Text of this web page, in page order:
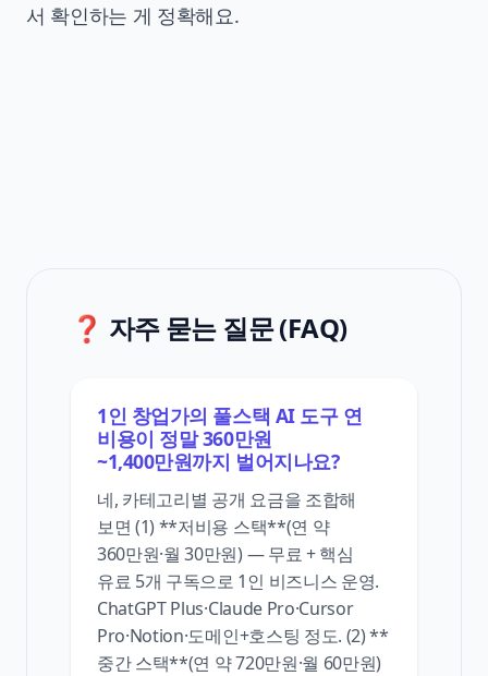
서 확인하는 게 정확해요.
❓ 자주 묻는 질문 (FAQ)
1인 창업가의 풀스택 AI 도구 연
비용이 정말 360만원
~1,400만원까지 벌어지나요?
네, 카테고리별 공개 요금을 조합해
보면 (1) **저비용 스택**(연 약
360만원·월 30만원) — 무료 + 핵심
유료 5개 구독으로 1인 비즈니스 운영.
ChatGPT Plus·Claude Pro·Cursor
Pro·Notion·도메인+호스팅 정도. (2) **
중간 스택**(연 약 720만원·월 60만원)